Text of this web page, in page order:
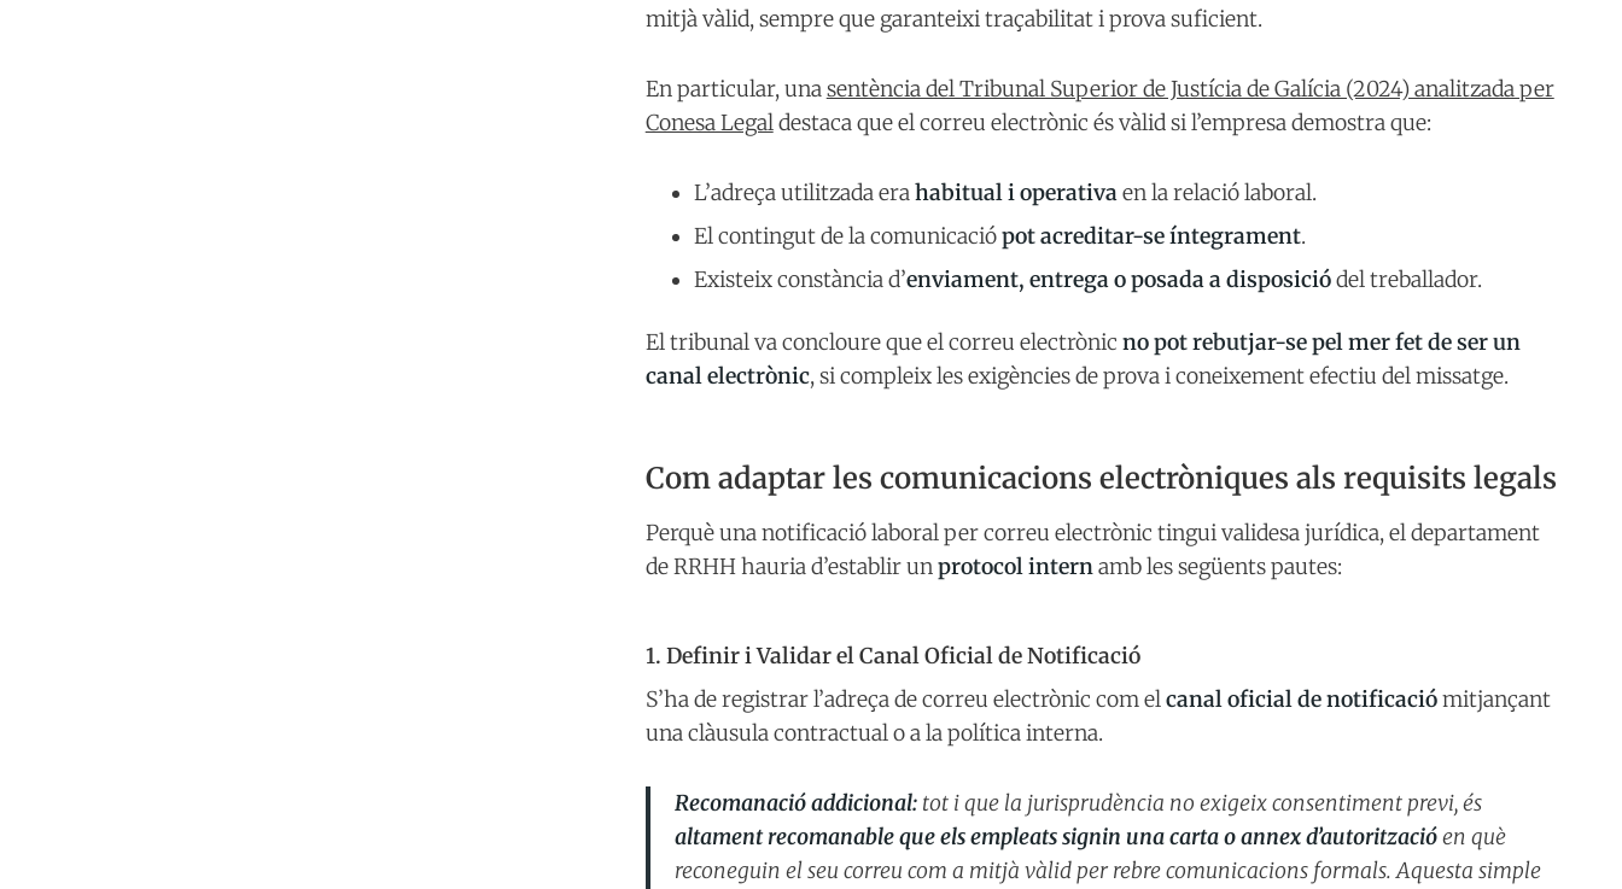
mitjà vàlid, sempre que garanteixi traçabilitat i prova suficient.
En particular, unasentència del Tribunal Superior de Justícia de Galícia (2024) analitzada per
Conesa Legaldestaca que el correu electrònic és vàlid si l’empresa demostra que:
L’adreça utilitzada erahabitual i operativaen la relació laboral.
El contingut de la comunicaciópot acreditar-se íntegrament.
Existeix constància d’enviament, entrega o posada a disposiciódel treballador.
El tribunal va concloure que el correu electrònic no pot rebutjar-se pel mer fet de ser un
canal electrònic, si compleix les exigències de prova i coneixement efectiu del missatge.
Com adaptar les comunicacions electròniques als requisits legals
Perquè una notificació laboral per correu electrònic tingui validesa jurídica, el departament
de RRHH hauria d’establir unprotocol internamb les següents pautes:
1. Definir i Validar el Canal Oficial de Notificació
S’ha de registrar l’adreça de correu electrònic com elcanal oficial de notificaciómitjançant
una clàusula contractual o a la política interna.
Recomanació addicional:tot i que la jurisprudència no exigeix consentiment previ, és
altament recomanable que els empleats signin una carta o annex d’autoritzacióen què
reconeguin el seu correu com a mitjà vàlid per rebre comunicacions formals. Aquesta simple